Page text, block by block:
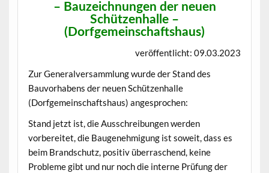
– Bauzeichnungen der neuen
Schützenhalle –
(Dorfgemeinschaftshaus)
veröffentlicht: 09.03.2023
Zur Generalversammlung wurde der Stand des
Bauvorhabens der neuen Schützenhalle
(Dorfgemeinschaftshaus) angesprochen:
Stand jetzt ist, die Ausschreibungen werden
vorbereitet, die Baugenehmigung ist soweit, dass es
beim Brandschutz, positiv überraschend, keine
Probleme gibt und nur noch die interne Prüfung der